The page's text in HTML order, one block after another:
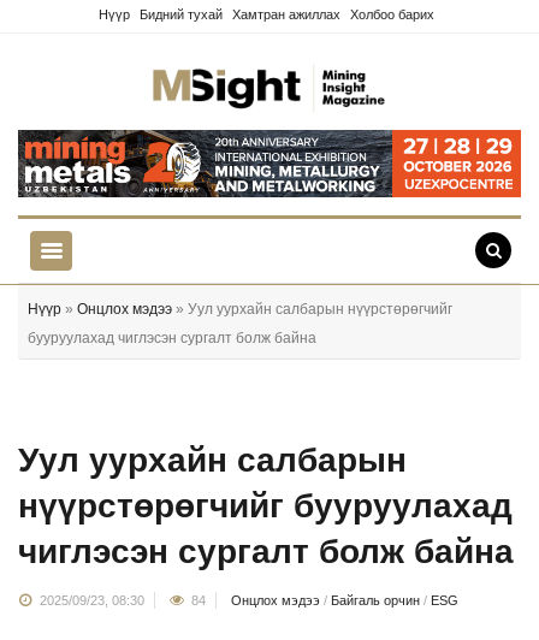
Нүүр Бидний тухай Хамтран ажиллах Холбоо барих
Нүүр » Онцлох мэдээ » Уул уурхайн салбарын нүүрстөрөгчийг
бууруулахад чиглэсэн сургалт болж байна
Уул уурхайн салбарын
нүүрстөрөгчийг бууруулахад
чиглэсэн сургалт болж байна
2025/09/23, 08:30 84 Онцлох мэдээ / Байгаль орчин / ESG